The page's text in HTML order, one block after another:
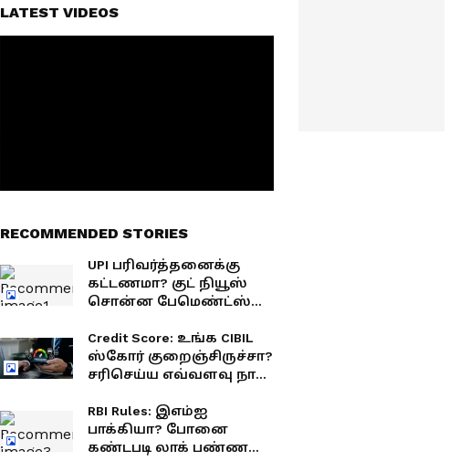
LATEST VIDEOS
RECOMMENDED STORIES
UPI பரிவர்த்தனைக்கு
கட்டணமா? குட் நியூஸ்
சொன்ன பேமெண்ட்ஸ்
இல்லை!
Credit Score: உங்க CIBIL
ஸ்கோர் குறைஞ்சிருச்சா?
சரிசெய்ய எவ்வளவு நாள்
RBI Rules: இஎம்ஐ
பாக்கியா? போனை
கண்டபடி லாக் பண்ண